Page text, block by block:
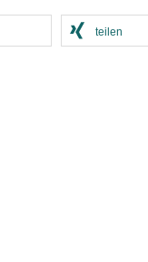
teilen